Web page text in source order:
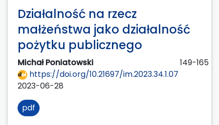
Działalność na rzecz
małżeństwa jako działalność
pożytku publicznego
Michał Poniatowski
149-165
https://doi.org/10.21697/im.2023.34.1.07
2023-06-28
pdf